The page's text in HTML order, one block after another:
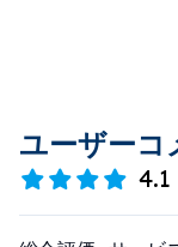
ユーザーコ
4.1